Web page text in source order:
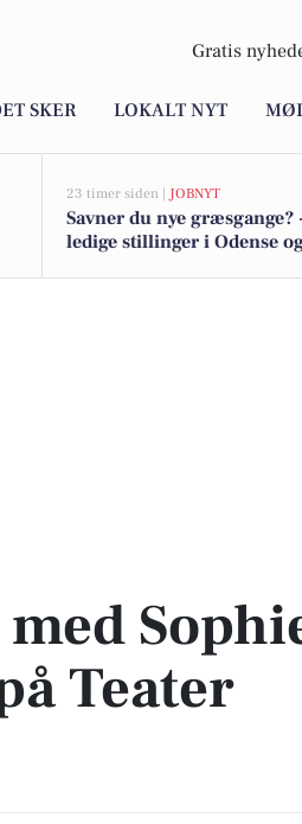
Gratis
SKER LOKALT NYT
23 timer siden | JOBNYT
Savner du nye græsgange?
ledige stillinger i Odense
Momentum
Teater